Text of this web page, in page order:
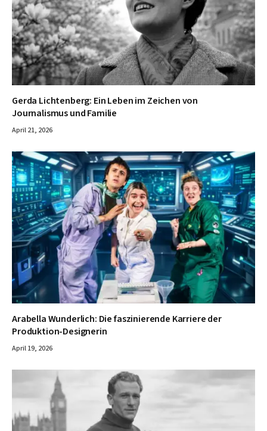
Gerda Lichtenberg: Ein Leben im Zeichen von
Journalismus und Familie
April 21, 2026
Arabella Wunderlich: Die faszinierende Karriere der
Produktion-Designerin
April 19, 2026